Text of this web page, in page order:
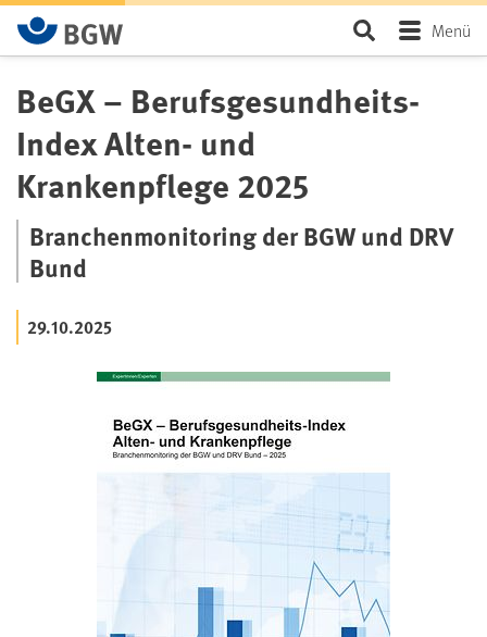
Zum Hauptinhalt springen SeiteMenü
BeGX – Berufsgesundheits-
Index Alten- und
Krankenpflege 2025
Branchenmonitoring der BGW und DRV
Bund
29.10.2025